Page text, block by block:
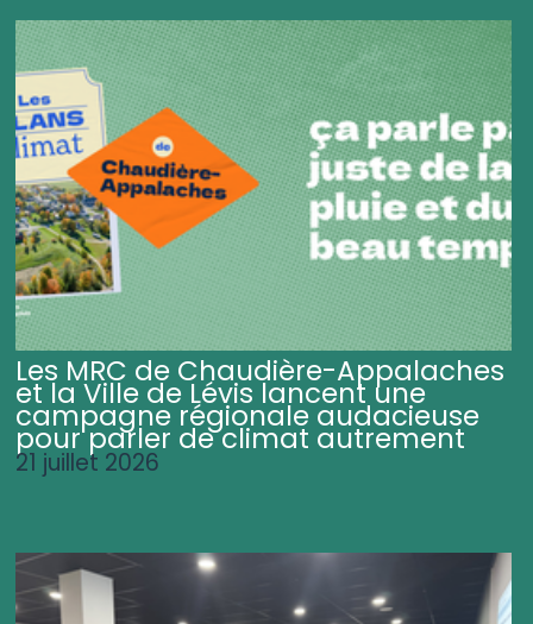
Les MRC de Chaudière-Appalaches
et la Ville de Lévis lancent une
campagne régionale audacieuse
pour parler de climat autrement
21 juillet 2026